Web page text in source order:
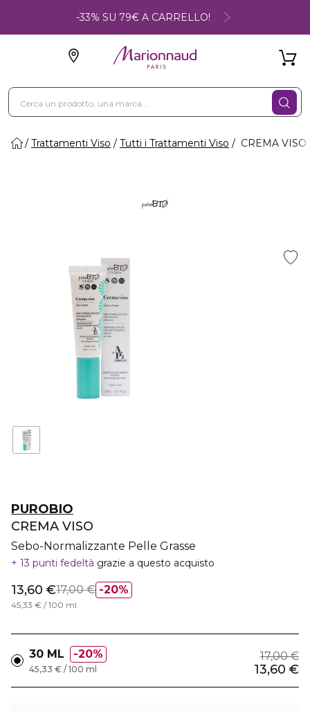
-33% SU 79€ A CARRELLO!
Trattamenti Viso Tutti i Trattamenti Viso CREMA
PUROBIO
CREMA VISO
Sebo-Normalizzante Pelle Grasse
13 punti fedeltà grazie a questo acquisto
20%
13,60 €17,00 €
45,33 € / 100 ml
30 ML 20% 17,00 €
13,60 €
45,33 € / 100 ml